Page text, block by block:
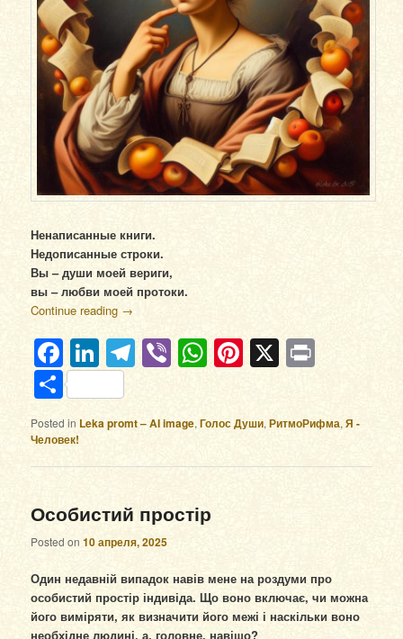
Ненаписанные книги.
Недописанные строки.
Вы – души моей вериги,
вы – любви моей протоки.
Continue reading →
Facebook
LinkedIn
Telegram
ViberWhatsApp
Pinterest
X
Отправить
Posted in Leka promt – AI image,Голос Души,РитмоРифма,Я -
Человек!
Особистий простір
Posted on10 апреля, 2025
Один недавній випадок навів мене на роздуми про
особистий простір індивіда. Що воно включає, чи можна
його виміряти, як визначити його межі і наскільки воно
необхідне людині, а, головне, навіщо?